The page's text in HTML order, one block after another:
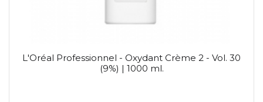
L'Oréal Professionnel - Oxydant Crème 2 - Vol. 30
(9%) | 1000 ml.